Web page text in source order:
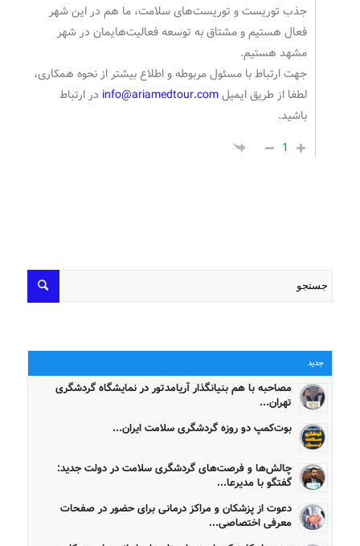
جذب توریست و توریست‌های سلامت، ما هم در این شهر
فعال هستیم و مشتاق به توسعه فعالیت‌هایمان در شهر
مشهد هستیم.
جهت ارتباط با مسئول مربوطه و اطلاع بیشتر از نحوه همکاری،
لطفا از طریق ایمیلinfo@ariamedtour.com در ارتباط
باشید.
1
جدید
مصاحبه با هم بنیانگذار آریامدتور در نمایشگاه گردشگری
تهران...
بوت‌کمپ دو روزه گردشگری سلامت ایران...
چالش‌ها و فرصت‌های گردشگری سلامت در دولت جدید:
گفتگو با مدیرعا...
دعوت از پزشکان و مراکز درمانی برای حضور در صفحات
معرفی اختصاصی...